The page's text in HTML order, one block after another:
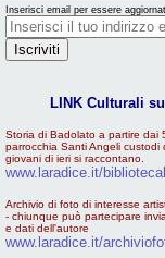
Inserisci email per essere
LINK Culturali
Storia di Badolato a partire dai
parrocchia Santi Angeli custodi
giovani di ieri si raccontano.
www.laradice.it/
Archivio di foto di interesse
- chiunque può partecipare
e dati dell'autore
www.laradice.it/